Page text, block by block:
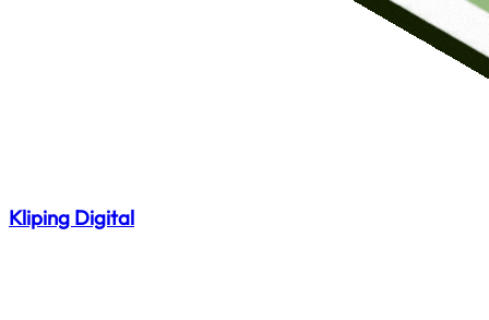
Kliping Digital